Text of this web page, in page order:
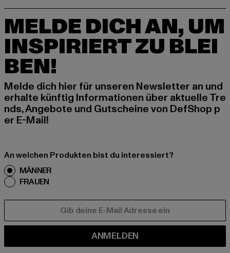
MELDE DICH AN, UM
INSPIRIERT ZU BLEI
BEN!
Melde dich hier für unseren Newsletter an und
erhalte künftig Informationen über aktuelle Tre
nds, Angebote und Gutscheine von DefShop p
er E-Mail!
An welchen Produkten bist du interessiert?
MÄNNER
FRAUEN
ANMELDEN